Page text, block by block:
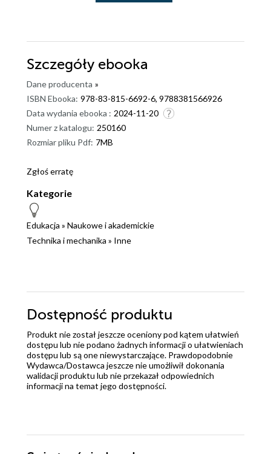
Szczegóły ebooka
Dane producenta »
ISBN Ebooka: 978-83-815-6692-6, 9788381566926
Data wydania ebooka : 2024-11-20
Numer z katalogu: 250160
Rozmiar pliku Pdf: 7MB
Zgłoś erratę
Kategorie
Edukacja » Naukowe i akademickie
Technika i mechanika » Inne
Dostępność produktu
Produkt nie został jeszcze oceniony pod kątem ułatwień
dostępu lub nie podano żadnych informacji o ułatwieniach
dostępu lub są one niewystarczające. Prawdopodobnie
Wydawca/Dostawca jeszcze nie umożliwił dokonania
walidacji produktu lub nie przekazał odpowiednich
informacji na temat jego dostępności.